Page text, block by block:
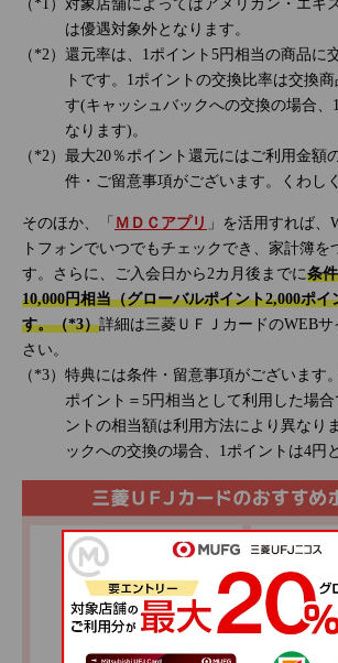
対象店舗によってはアメリカン・エキ
は優遇対象外となります。
還元率は、1ポイント5円相当の商品に
トです。1ポイントの交換比率は交換
す(キャッシュバックへの交換の場合、
なります)。
最大20％ポイント還元にはご利用金額
件・ご留意事項がございます。くわし
そのほか、「 ＭＤＣアプリ 」を活用すれば、
トフォンでいつでもチェックでき、家計簿を
す。さらに、ご入会日から2カ月後までに条
10,000円相当（グローバルポイント2,000ポ
す。（*3）詳細は三菱ＵＦＪカードのWEB
さい。
特典には条件・留意事項がございます
ポイント＝5円相当として利用した場
ントの相当額は利用方法により異なり
ックへの交換の場合、1ポイントは4円